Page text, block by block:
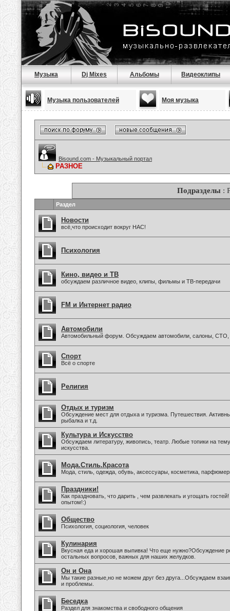
Музыка Dj Mixes Альбомы Видеоклипы
Музыка пользователей Моя музыка
Bisound.com - Музыкальный портал
РАЗНОЕ
Подразделы :
Раздел
Новости
всё,что происходит вокруг НАС!
Психология
Кино, видео и ТВ
обсуждаем различное видео, клипы, фильмы и ТВ-передачи
FM и Интернет радио
Автомобили
Автомобильный форум. Обсуждаем автомобили, салоны, СТО,
Спорт
Всё о спорте
Религия
Отдых и туризм
Обсуждение мест для отдыха и туризма. Путешествия.
рыбалка и т.д.
Культура и Искусство
Обсуждаем литературу, живопись, театр. Любые топики на
искусства.
Мода.Стиль.Красота
Мода, стиль, одежда, обувь, аксессуары, косметика,
Праздники!
Как праздновать, что дарить , чем развлекать и угощать
опытом!:)
Общество
Психология, социология, человек
Кулинария
Вкусная еда и хорошая выпивка! Что еще нужно?Обсуждение
остальных вопросов, важных для наших желудков.
Он и Она
Мы такие разные,но не можем друг без друга...Обсуждаем
и проблемы.
Беседка
Раздел для знакомства и свободного общения